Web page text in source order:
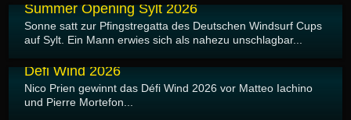
Summer Opening Sylt 2026
Sonne satt zur Pfingstregatta des Deutschen Windsurf Cups
auf Sylt. Ein Mann erwies sich als nahezu unschlagbar...
Défi Wind 2026
Nico Prien gewinnt das Défi Wind 2026 vor Matteo Iachino
und Pierre Mortefon...